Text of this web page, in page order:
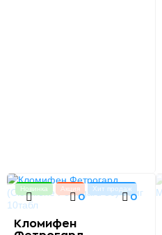
Новинка Акция Хит продаж
0 0
Кломифен